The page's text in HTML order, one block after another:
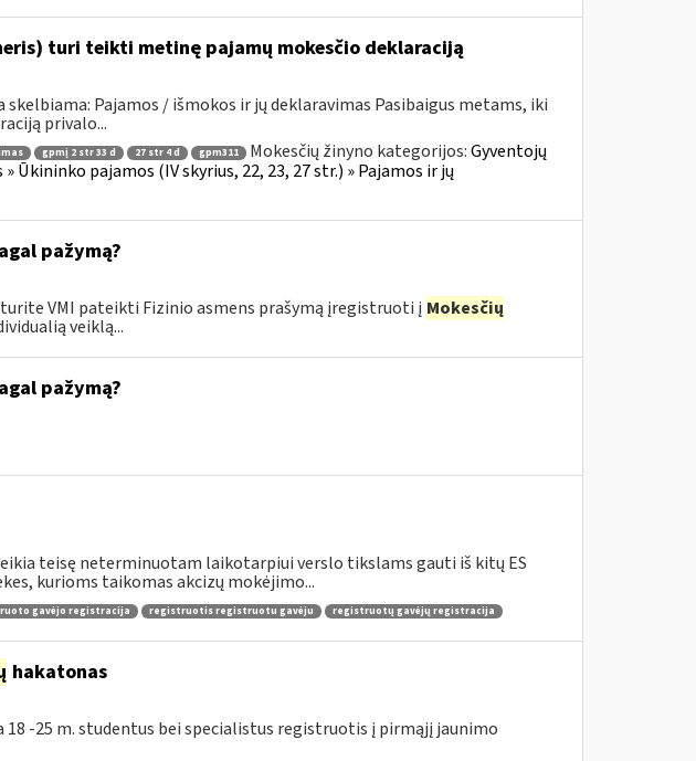
turi teikti metinę pajamų mokesčio deklaraciją
skelbiama: Pajamos / išmokos ir jų deklaravimas Pasibaigus metams, iki
privalo...
gpmį 2 str 33 d 27 str 4 d gpm311 Mokesčių žinyno kategorijos:Gyventojų
Ūkininko pajamos (IV skyrius, 22, 23, 27 str.) » Pajamos ir jų
pažymą?
VMI pateikti Fizinio asmens prašymą įregistruoti į Mokesčių
veiklą...
pažymą?
teisę neterminuotam laikotarpiui verslo tikslams gauti iš kitų ES
kurioms taikomas akcizų mokėjimo...
gavėjo registracija registruotis registruotu gavėju registruotų gavėjų registracija
hakatonas
18 -25 m. studentus bei specialistus registruotis į pirmąjį jaunimo